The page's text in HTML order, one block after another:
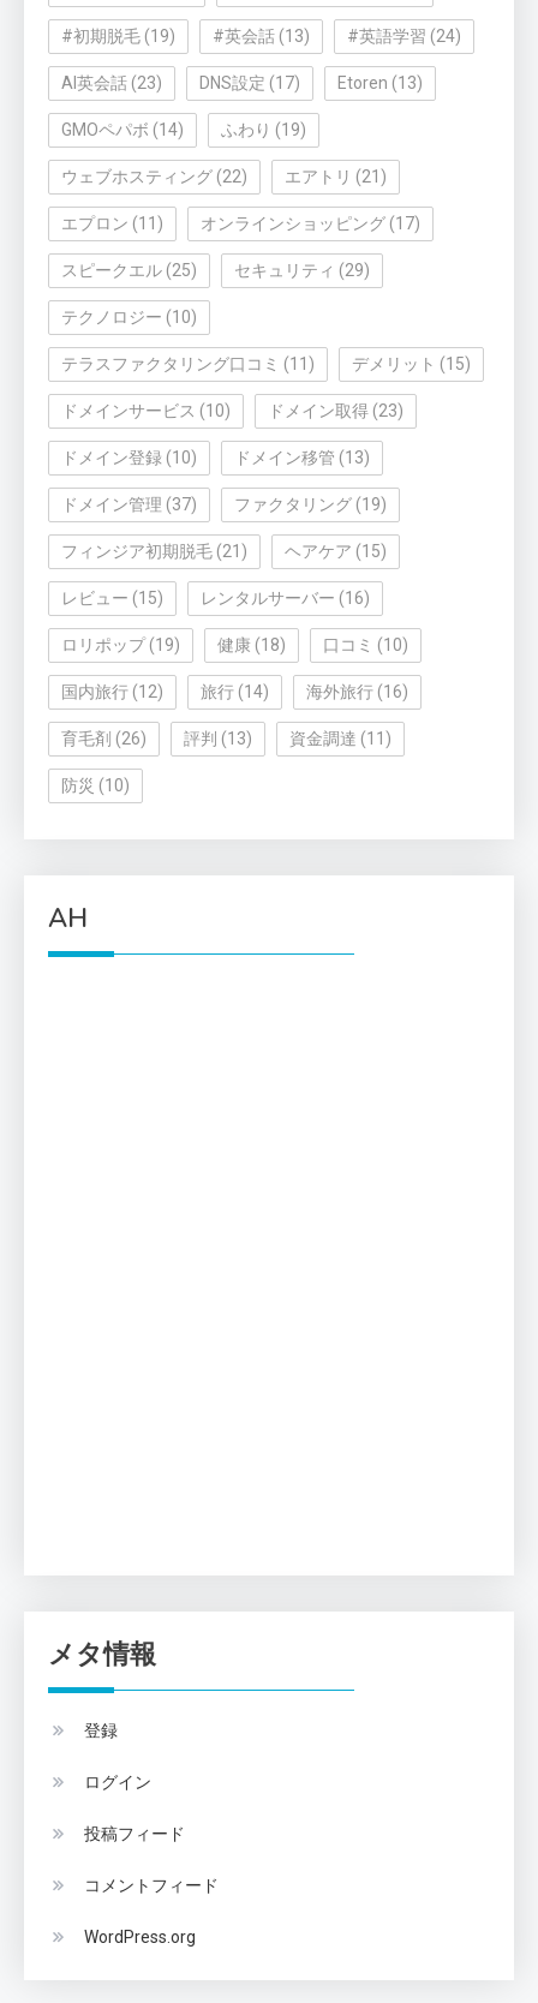
#初期脱毛 (19) #英会話 (13) #英語学習 (24)
AI英会話 (23) DNS設定 (17) Etoren (13)
GMOペパボ (14) ふわり (19)
ウェブホスティング (22) エアトリ (21)
エプロン (11) オンラインショッピング (17)
スピークエル (25) セキュリティ (29)
テクノロジー (10)
テラスファクタリング口コミ (11) デメリット (15)
ドメインサービス (10) ドメイン取得 (23)
ドメイン登録 (10) ドメイン移管 (13)
ドメイン管理 (37) ファクタリング (19)
フィンジア初期脱毛 (21) ヘアケア (15)
レビュー (15) レンタルサーバー (16)
ロリポップ(19) 健康 (18) 口コミ (10)
国内旅行 (12) 旅行 (14) 海外旅行 (16)
育毛剤 (26) 評判 (13) 資金調達 (11)
防災 (10)
AH
メタ情報
登録
ログイン
投稿フィード
コメントフィード
WordPress.org